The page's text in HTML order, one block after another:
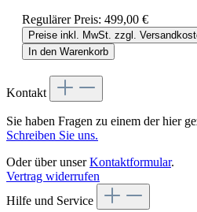
Regulärer Preis: 499,00 €
Preise inkl. MwSt. zzgl.
In den Warenkorb
Kontakt
Sie haben Fragen zu einem der hier
Schreiben Sie uns.
Oder über unserKontaktformular.
Vertrag widerrufen
Hilfe und Service